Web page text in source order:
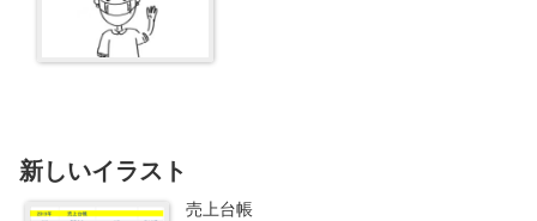
新しいイラスト
売上台帳